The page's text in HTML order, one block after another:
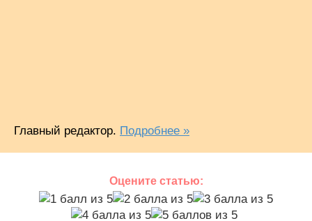
Главный редактор. Подробнее »
Оцените статью: